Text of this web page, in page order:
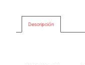
Descripción